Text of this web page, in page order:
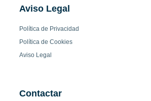
Aviso Legal
Política de Privacidad
Política de Cookies
Aviso Legal
Contactar